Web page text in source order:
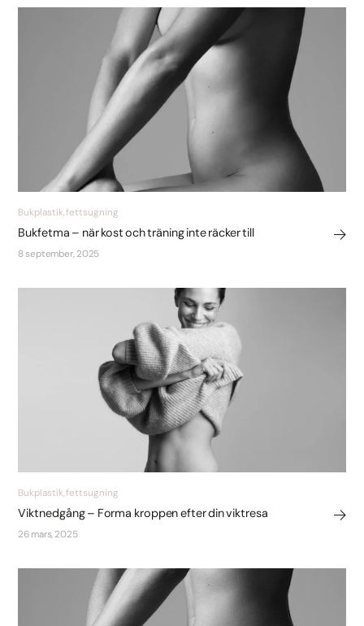
Bukplastik, fettsugning
Bukfetma – när kost och träning inte räcker till
8 september, 2025
Bukplastik, fettsugning
Viktnedgång – Forma kroppen efter din viktresa
26 mars, 2025